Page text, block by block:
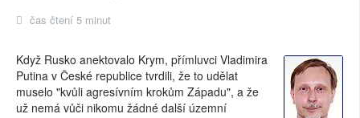
čas čtení 5 minut
Když Rusko anektovalo Krym, přímluvci Vladimira
Putina v České republice tvrdili, že to udělat
muselo "kvůli agresívním krokům Západu", a že
už nemá vůči nikomu žádné další územní